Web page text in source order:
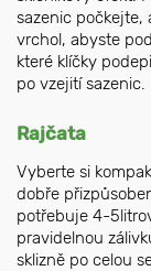
sazenic počkejte,
vrchol, abyste
které klíčky
po vzejití sazenic.
Rajčata
Vyberte si
dobře
potřebuje 4-
pravidelnou
sklizně po celou